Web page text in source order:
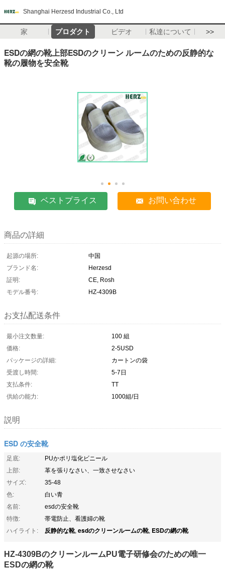
Shanghai Herzesd Industrial Co., Ltd
家 プロダクト ビデオ 私達について >>
ESDの網の靴上部ESDのクリーン ルームのための反静的な
靴の履物を安全靴
ベストプライス お問い合わせ
商品の詳細
起源の場所:
中国
ブランド名:
Herzesd
証明:
CE, Rosh
モデル番号:
HZ-4309B
お支払配送条件
最小注文数量:
100 組
価格:
2-5USD
パッケージの詳細:
カートンの袋
受渡し時間:
5-7日
支払条件:
TT
供給の能力:
1000組/日
説明
ESD の安全靴
足底:
PUかポリ塩化ビニール
上部:
革を張りなさい、一致させなさい
サイズ:
35-48
色:
白い青
名前:
esdの安全靴
特徴:
帯電防止、看護婦の靴
ハイライト:
反静的な靴, esdのクリーンルームの靴, ESDの網の靴
HZ-4309BのクリーンルームPU電子研修会のための唯一
ESDの網の靴